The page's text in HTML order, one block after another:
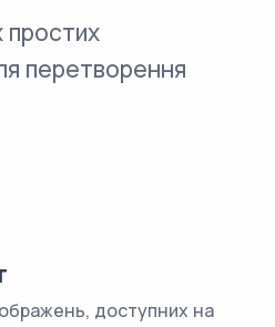
перетворення
доступних на